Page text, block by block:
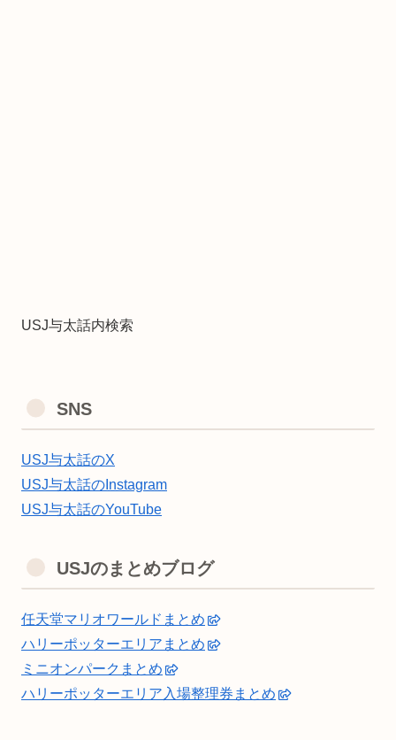
USJ与太話内検索
SNS
USJ与太話のX
USJ与太話のInstagram
USJ与太話のYouTube
USJのまとめブログ
任天堂マリオワールドまとめ
ハリーポッターエリアまとめ
ミニオンパークまとめ
ハリーポッターエリア入場整理券まとめ